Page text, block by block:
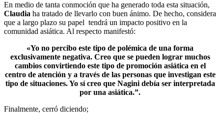
En medio de tanta conmoción que ha generado toda esta situación,
Claudia ha tratado de llevarlo con buen ánimo. De hecho, considera
que a largo plazo su papel tendrá un impacto positivo en la
comunidad asiática. Al respecto manifestó:
«Yo no percibo este tipo de polémica de una forma
exclusivamente negativa. Creo que se pueden lograr muchos
cambios convirtiendo este tipo de promoción asiática en el
centro de atención y a través de las personas que investigan este
tipo de situaciones. Yo sí creo que Nagini debía ser interpretada
por una asiática.”.
Finalmente, cerró diciendo;